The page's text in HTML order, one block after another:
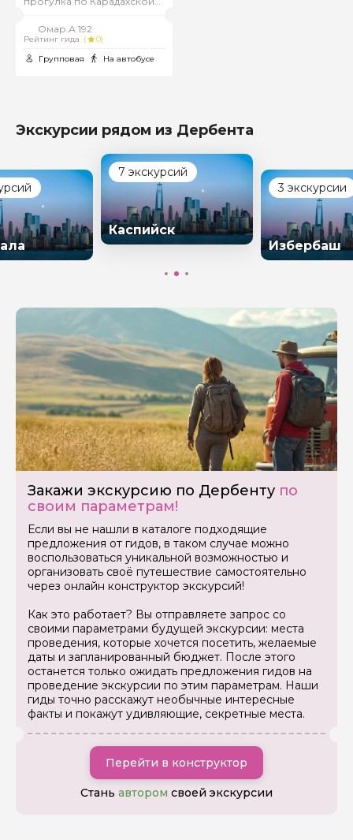
Омар.А 192
Рейтинг гида (
0)
Групповая
На автобусе
Экскурсии рядом из Дербента
7 экскурсий
Каспийск
3 экскурсии
Избербаш
Закажи экскурсию по Дербенту по
своим параметрам!
Если вы не нашли в каталоге подходящие
предложения от гидов, в таком случае можно
воспользоваться уникальной возможностью и
организовать своё путешествие самостоятельно
через онлайн конструктор экскурсий!
Как это работает? Вы отправляете запрос со
своими параметрами будущей экскурсии: места
проведения, которые хочется посетить, желаемые
даты и запланированный бюджет. После этого
останется только ожидать предложения гидов на
проведение экскурсии по этим параметрам. Наши
гиды точно расскажут необычные интересные
факты и покажут удивляющие, секретные места.
Перейти в конструктор
Стань автором своей экскурсии